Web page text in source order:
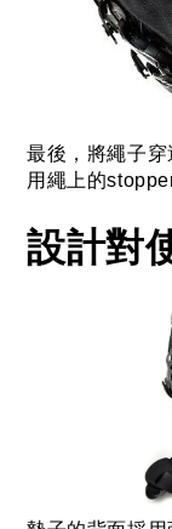
最後，將繩子
用繩上的
設計對